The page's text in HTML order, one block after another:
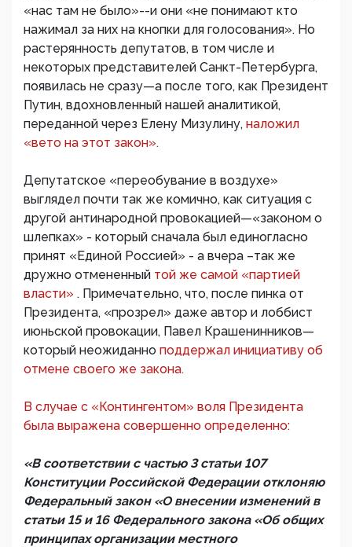
«нас там не было»--и они «не понимают кто
нажимал за них на кнопки для голосования». Но
растерянность депутатов, в том числе и
некоторых представителей Санкт-Петербурга,
появилась не сразу—а после того, как Президент
Путин, вдохновленный нашей аналитикой,
переданной через Елену Мизулину, наложил
«вето на этот закон».
Депутатское «переобувание в воздухе»
выглядел почти так же комично, как ситуация с
другой антинародной провокацией—«законом о
шлепках» - который сначала был единогласно
принят «Единой Россией» - а вчера –так же
дружно отмененный той же самой «партией
власти» . Примечательно, что, после пинка от
Президента, «прозрел» даже автор и лоббист
июньской провокации, Павел Крашенинников—
который неожиданно поддержал инициативу об
отмене своего же закона.
В случае с «Контингентом» воля Президента
была выражена совершенно определенно:
«В соответствии с частью 3 статьи 107
Конституции Российской Федерации отклоняю
Федеральный закон «О внесении изменений в
статьи 15 и 16 Федерального закона «Об общих
принципах организации местного